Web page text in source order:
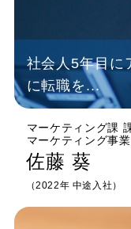
社会人5年目に
に転職を...
マーケティング課
マーケティング事
佐藤 葵
（2022年 中途入社）